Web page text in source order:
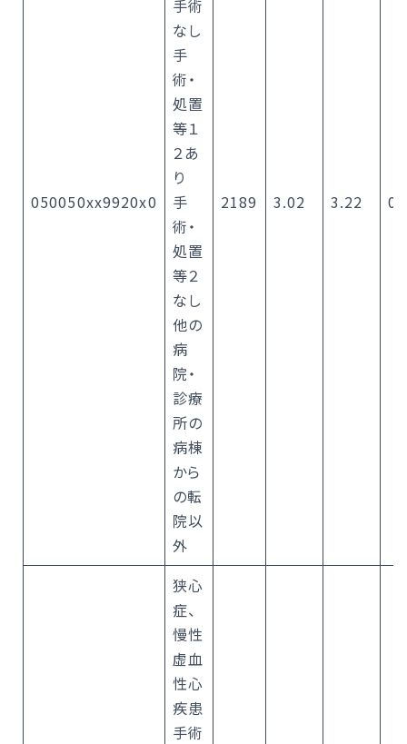
050050xx9920x0
手術
なし
手
術・
処置
等１
２あ
り
手
術・
処置
等２
なし
他の
病
院・
診療
所の
病棟
から
の転
院以
外
2189 3.02 3.22
狭心
症、
慢性
虚血
性心
疾患
手術